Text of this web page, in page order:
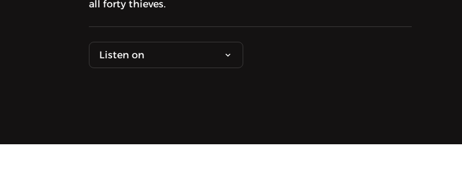
all forty thieves.
Listen on